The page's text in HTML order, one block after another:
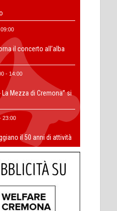
il concerto all’alba
- 14:00
Mezza di Cremona” si
23:00
il 50 anni di attività